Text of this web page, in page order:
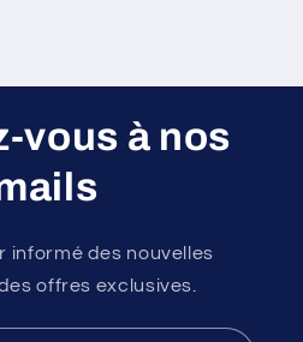
vous à nos
informé des nouvelles
offres exclusives.